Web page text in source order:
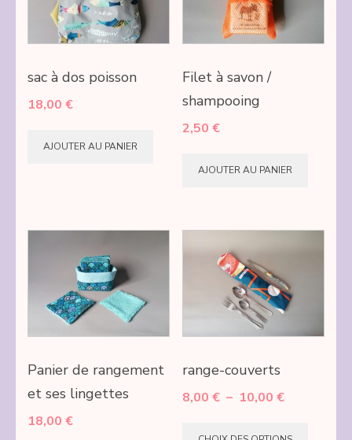
sac à dos poisson
18,00 €
AJOUTER AU PANIER
Filet à savon /
shampooing
2,50 €
AJOUTER AU PANIER
Panier de rangement
et ses lingettes
18,00 €
range-couverts
8,00 € – 10,00 €Plage
prix :